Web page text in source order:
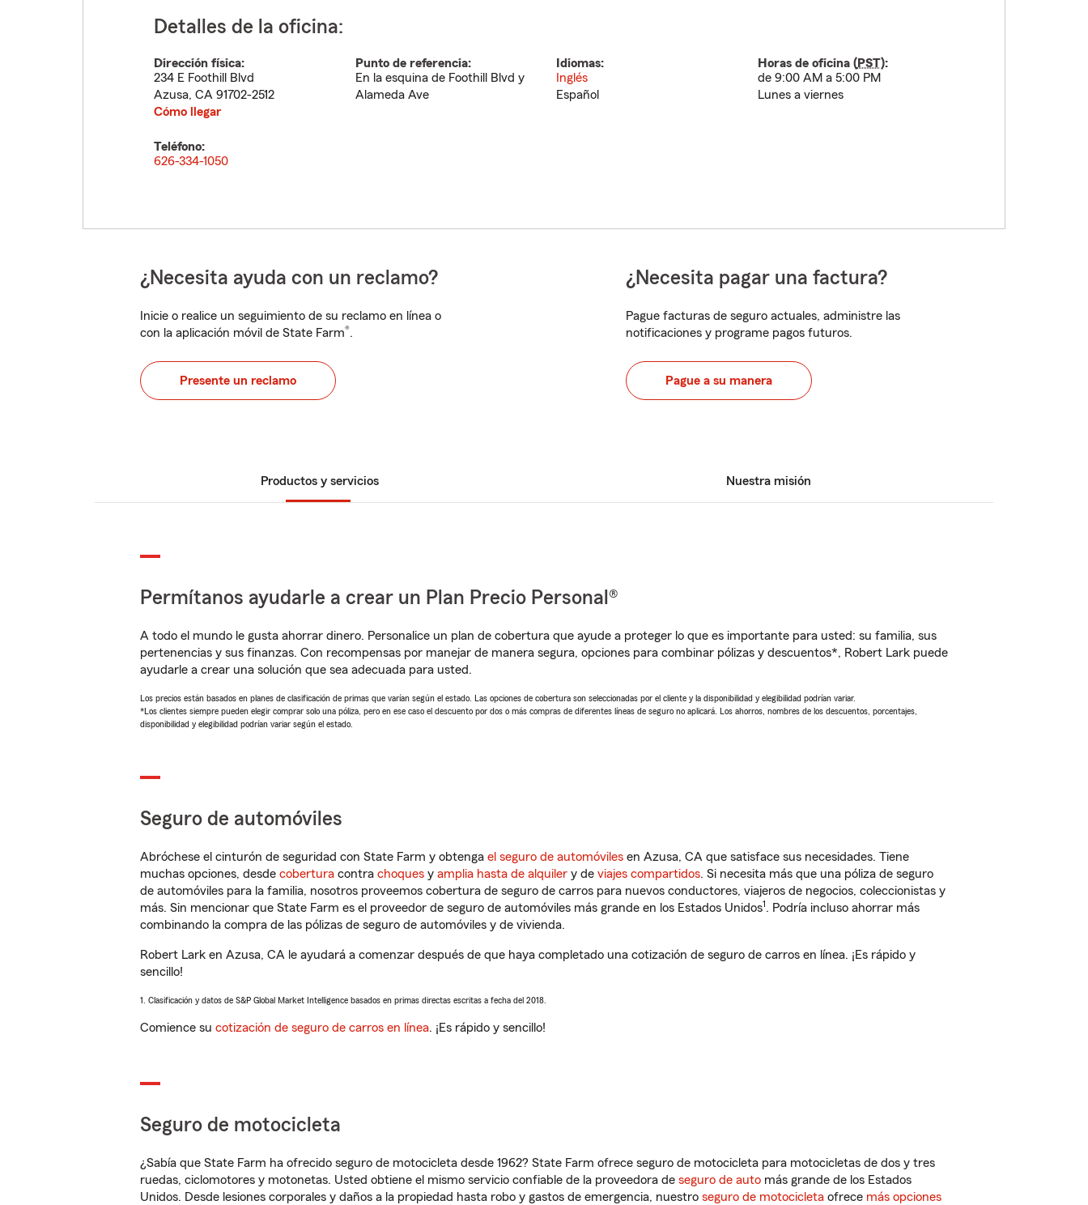
Detalles de la oficina:
Dirección física:
234 E Foothill Blvd
Azusa, CA 91702-2512
Cómo llegar
Punto de referencia:
En la esquina de Foothill Blvd y
Alameda Ave
Idiomas:
Inglés
Español
Horas de oficina (PST):
de 9:00 AM a 5:00 PM
Lunes a viernes
Teléfono:
626-334-1050
¿Necesita ayuda con un reclamo?
Inicie o realice un seguimiento de su reclamo en línea o
con la aplicación móvil de State Farm®.
Presente un reclamo
¿Necesita pagar una factura?
Pague facturas de seguro actuales, administre las
notificaciones y programe pagos futuros.
Pague a su manera
Productos y servicios Nuestra misión
Permítanos ayudarle a crear un Plan Precio Personal®
A todo el mundo le gusta ahorrar dinero. Personalice un plan de cobertura que ayude a proteger lo que es importante para usted: su familia, sus
pertenencias y sus finanzas. Con recompensas por manejar de manera segura, opciones para combinar pólizas y descuentos*, Robert Lark puede
ayudarle a crear una solución que sea adecuada para usted.
Los precios están basados en planes de clasificación de primas que varían según el estado. Las opciones de cobertura son seleccionadas por el cliente y la disponibilidad y elegibilidad podrían variar.
*Los clientes siempre pueden elegir comprar solo una póliza, pero en ese caso el descuento por dos o más compras de diferentes líneas de seguro no aplicará. Los ahorros, nombres de los descuentos, porcentajes,
disponibilidad y elegibilidad podrían variar según el estado.
Seguro de automóviles
Abróchese el cinturón de seguridad con State Farm y obtenga el seguro de automóviles en Azusa, CA que satisface sus necesidades. Tiene
muchas opciones, desde cobertura contra choques y amplia hasta de alquiler y de viajes compartidos. Si necesita más que una póliza de seguro
de automóviles para la familia, nosotros proveemos cobertura de seguro de carros para nuevos conductores, viajeros de negocios, coleccionistas y
más. Sin mencionar que State Farm es el proveedor de seguro de automóviles más grande en los Estados Unidos1. Podría incluso ahorrar más
combinando la compra de las pólizas de seguro de automóviles y de vivienda.
Robert Lark en Azusa, CA le ayudará a comenzar después de que haya completado una cotización de seguro de carros en línea. ¡Es rápido y
sencillo!
1. Clasificación y datos de S&P Global Market Intelligence basados en primas directas escritas a fecha del 2018.
Comience su cotización de seguro de carros en línea. ¡Es rápido y sencillo!
Seguro de motocicleta
¿Sabía que State Farm ha ofrecido seguro de motocicleta desde 1962? State Farm ofrece seguro de motocicleta para motocicletas de dos y tres
ruedas, ciclomotores y motonetas. Usted obtiene el mismo servicio confiable de la proveedora de seguro de auto más grande de los Estados
Unidos. Desde lesiones corporales y daños a la propiedad hasta robo y gastos de emergencia, nuestro seguro de motocicleta ofrece más opciones